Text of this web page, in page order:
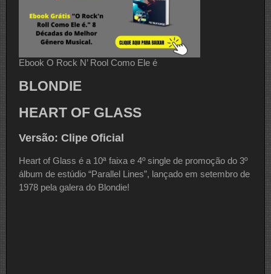
Ebook O Rock N’ Rool Como Ele é
BLONDIE
HEART OF GLASS
Versão: Clipe Oficial
Heart of Glass é a 10ª faixa e 4º single de promoção do 3º
álbum de estúdio “Parallel Lines”, lançado em setembro de
1978 pela galera do Blondie!